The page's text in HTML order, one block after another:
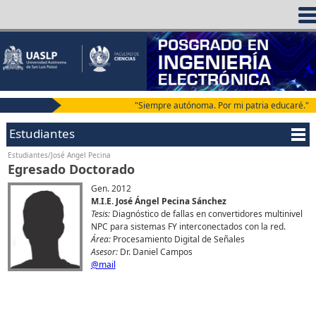
"Siempre autónoma. Por mi patria educaré."
Estudiantes
Estudiantes/José Angel Pecina
Egresado Doctorado
Gen. 2012
M.I.E. José Ángel Pecina Sánchez
Tesis:Diagnóstico de fallas en convertidores multinivel
NPC para sistemas FY interconectados con la red.
Área:Procesamiento Digital de Señales
Asesor:Dr. Daniel Campos
@mail